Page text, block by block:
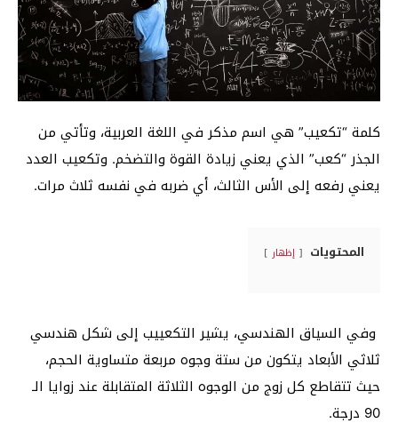
كلمة “تكعيب” هي اسم مذكر في اللغة العربية، وتأتي من
الجذر “كعب” الذي يعني زيادة القوة والتضخم. وتكعيب العدد
يعني رفعه إلى الأس الثالث، أي ضربه في نفسه ثلاث مرات.
المحتويات إظهار
وفي السياق الهندسي، يشير التكعييب إلى شكل هندسي
ثلاثي الأبعاد يتكون من ستة وجوه مربعة متساوية الحجم،
حيث تتقاطع كل زوج من الوجوه الثلاثة المتقابلة عند زوايا الـ
90 درجة.